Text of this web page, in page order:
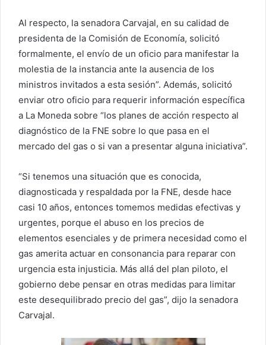
Al respecto, la senadora Carvajal, en su calidad de
presidenta de la Comisión de Economía, solicitó
formalmente, el envío de un oficio para manifestar la
molestia de la instancia ante la ausencia de los
ministros invitados a esta sesión”. Además, solicitó
enviar otro oficio para requerir información específica
a La Moneda sobre “los planes de acción respecto al
diagnóstico de la FNE sobre lo que pasa en el
mercado del gas o si van a presentar alguna iniciativa”.
“Si tenemos una situación que es conocida,
diagnosticada y respaldada por la FNE, desde hace
casi 10 años, entonces tomemos medidas efectivas y
urgentes, porque el abuso en los precios de
elementos esenciales y de primera necesidad como el
gas amerita actuar en consonancia para reparar con
urgencia esta injusticia. Más allá del plan piloto, el
gobierno debe pensar en otras medidas para limitar
este desequilibrado precio del gas”, dijo la senadora
Carvajal.